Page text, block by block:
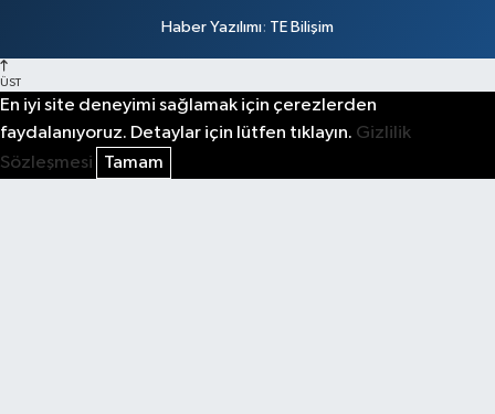
Haber Yazılımı: TE Bilişim
ÜST
En iyi site deneyimi sağlamak için çerezlerden
faydalanıyoruz. Detaylar için lütfen tıklayın. Gizlilik
Sözleşmesi
Tamam